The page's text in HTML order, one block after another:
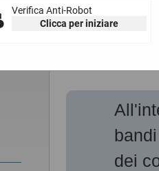
Verifica Anti-Robot
Clicca per iniziare
dei